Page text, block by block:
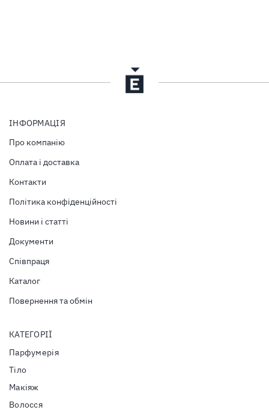
ІНФОРМАЦІЯ
Про компанію
Оплата і доставка
Контакти
Політика конфіденційності
Новини і статті
Документи
Співпраця
Каталог
Повернення та обмін
КАТЕГОРІЇ
Парфумерія
Тiло
Макіяж
Волосся